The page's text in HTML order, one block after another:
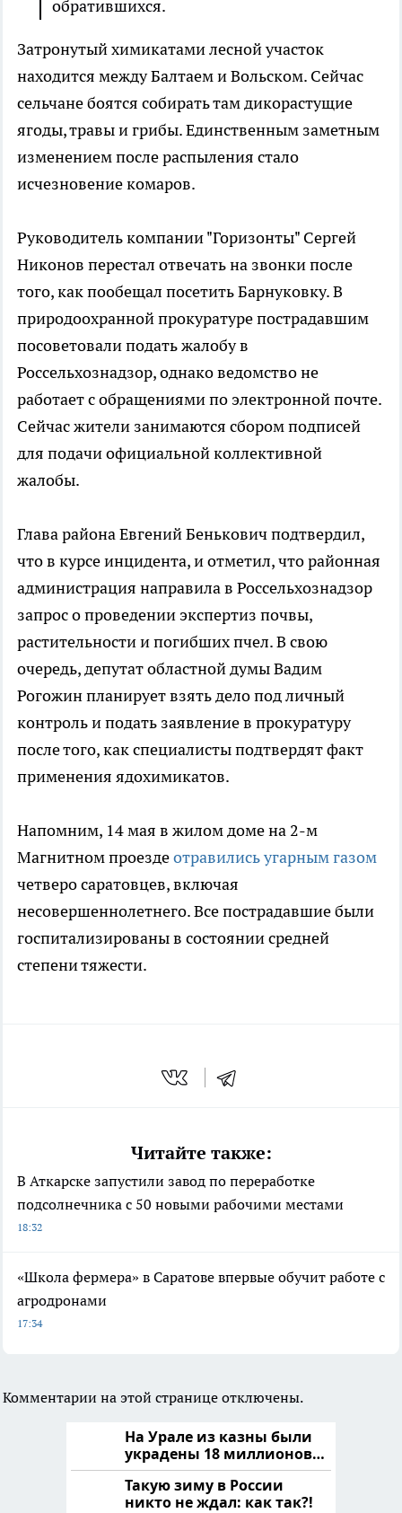
обратившихся.
Затронутый химикатами лесной участок
находится между Балтаем и Вольском. Сейчас
сельчане боятся собирать там дикорастущие
ягоды, травы и грибы. Единственным заметным
изменением после распыления стало
исчезновение комаров.
Руководитель компании "Горизонты" Сергей
Никонов перестал отвечать на звонки после
того, как пообещал посетить Барнуковку. В
природоохранной прокуратуре пострадавшим
посоветовали подать жалобу в
Россельхознадзор, однако ведомство не
работает с обращениями по электронной почте.
Сейчас жители занимаются сбором подписей
для подачи официальной коллективной
жалобы.
Глава района Евгений Бенькович подтвердил,
что в курсе инцидента, и отметил, что районная
администрация направила в Россельхознадзор
запрос о проведении экспертиз почвы,
растительности и погибших пчел. В свою
очередь, депутат областной думы Вадим
Рогожин планирует взять дело под личный
контроль и подать заявление в прокуратуру
после того, как специалисты подтвердят факт
применения ядохимикатов.
Напомним, 14 мая в жилом доме на 2-м
Магнитном проездеотравились угарным газом
четверо саратовцев, включая
несовершеннолетнего. Все пострадавшие были
госпитализированы в состоянии средней
степени тяжести.
Читайте также:
В Аткарске запустили завод по переработке
подсолнечника с 50 новыми рабочими местами
18:32
«Школа фермера» в Саратове впервые обучит работе с
агродронами
17:34
Комментарии на этой странице отключены.
На Урале из казны были
украдены 18 миллионов
рублей
Такую зиму в России
никто не ждал: как так?!